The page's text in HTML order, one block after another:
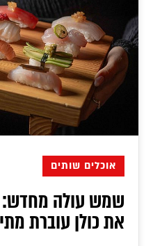
אוכלים שותים
שמש עולה מחדש:
את כולן עוברת